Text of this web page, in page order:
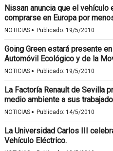
Nissan anuncia que el
comprarse en Europa por
NOTICIAS · Publicado: 19/5/2010
Going Green estará presente
Automóvil Ecológico y de la
NOTICIAS · Publicado: 19/5/2010
La Factoría Renault de Sevilla
medio ambiente a sus
NOTICIAS · Publicado: 14/5/2010
La Universidad Carlos III
Vehículo Eléctrico.